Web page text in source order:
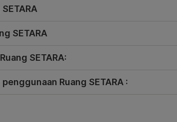
SETARA
SETARA:
Ruang SETARA :